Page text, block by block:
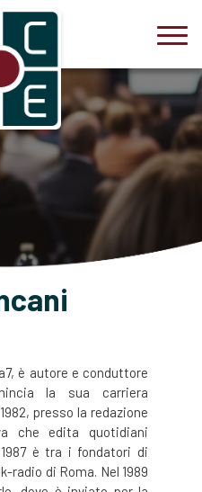
è autore e conduttore
la sua carriera
presso la redazione
che edita quotidiani
è tra i fondatori di
radio di Roma. Nel 1989